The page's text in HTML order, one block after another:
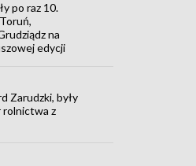
po raz 10.
na
edycji
Zarudzki, były
z